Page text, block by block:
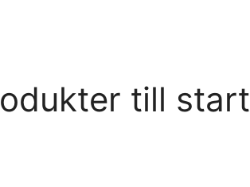
till start